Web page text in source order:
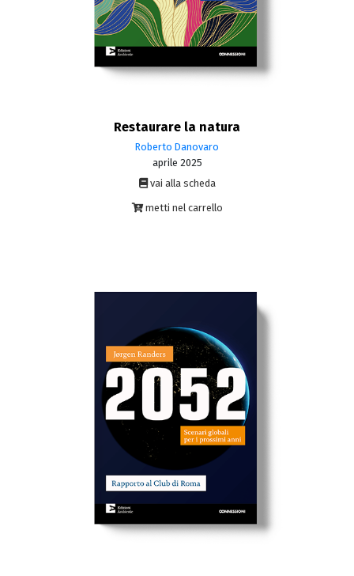
Restaurare la natura
Roberto Danovaro
aprile 2025
vai alla scheda
metti nel carrello